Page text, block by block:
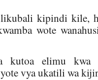
kipindi kile,
wote
kutoa elimu kwa
vya ukatili wa